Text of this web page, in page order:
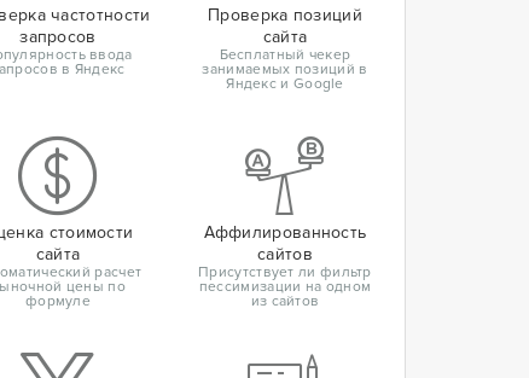
частотности
запросов
ввода
в Яндекс
Проверка позиций
сайта
Бесплатный чекер
занимаемых позиций в
Яндекс и Google
стоимости
сайта
расчет
цены по
формуле
Аффилированность
сайтов
Присутствует ли фильтр
пессимизации на одном
из сайтов